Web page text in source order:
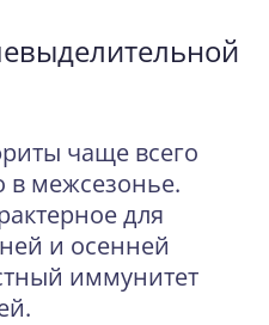
чаще всего
в межсезонье.
для
и осенней
иммунитет